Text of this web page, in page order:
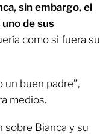
sin embargo, el
de sus
como si fuera su
un buen padre”,
medios.
sobre Bianca y su